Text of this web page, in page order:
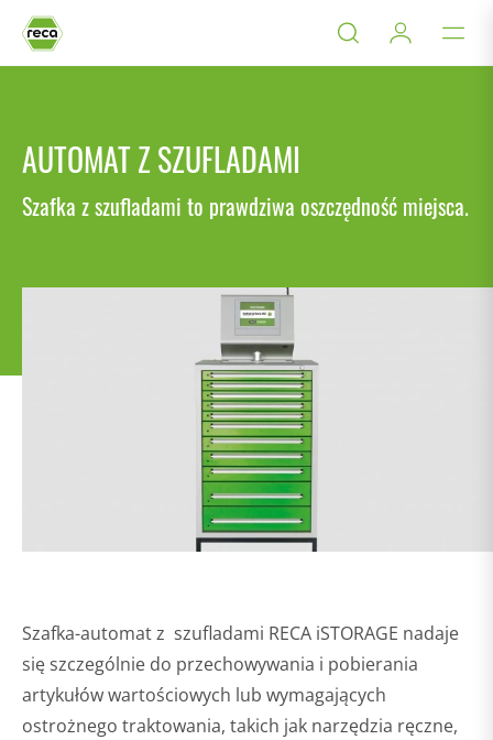
AUTOMAT Z SZUFLADAMI
Szafka z szufladami to prawdziwa oszczędność miejsca.
Szafka-automat z szufladami RECA iSTORAGE nadaje
się szczególnie do przechowywania i pobierania
artykułów wartościowych lub wymagających
ostrożnego traktowania, takich jak narzędzia ręczne,